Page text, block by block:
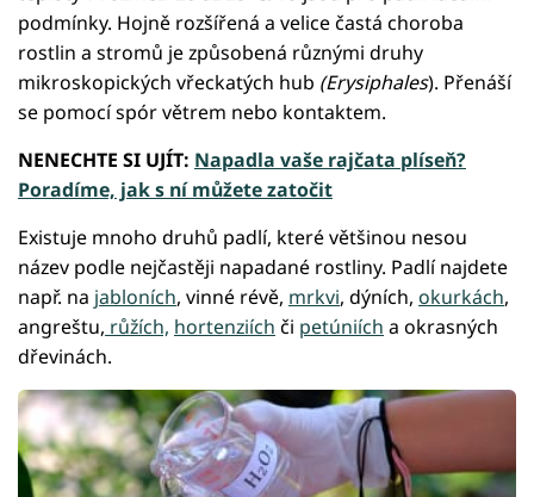
podmínky. Hojně rozšířená a velice častá choroba
rostlin a stromů je způsobená různými druhy
mikroskopických vřeckatých hub (Erysiphales). Přenáší
se pomocí spór větrem nebo kontaktem.
NENECHTE SI UJÍT: Napadla vaše rajčata plíseň?
Poradíme, jak s ní můžete zatočit
Existuje mnoho druhů padlí, které většinou nesou
název podle nejčastěji napadané rostliny. Padlí najdete
např. na jabloních, vinné révě, mrkvi, dýních, okurkách,
angreštu, růžích, hortenziích či petúniích a okrasných
dřevinách.